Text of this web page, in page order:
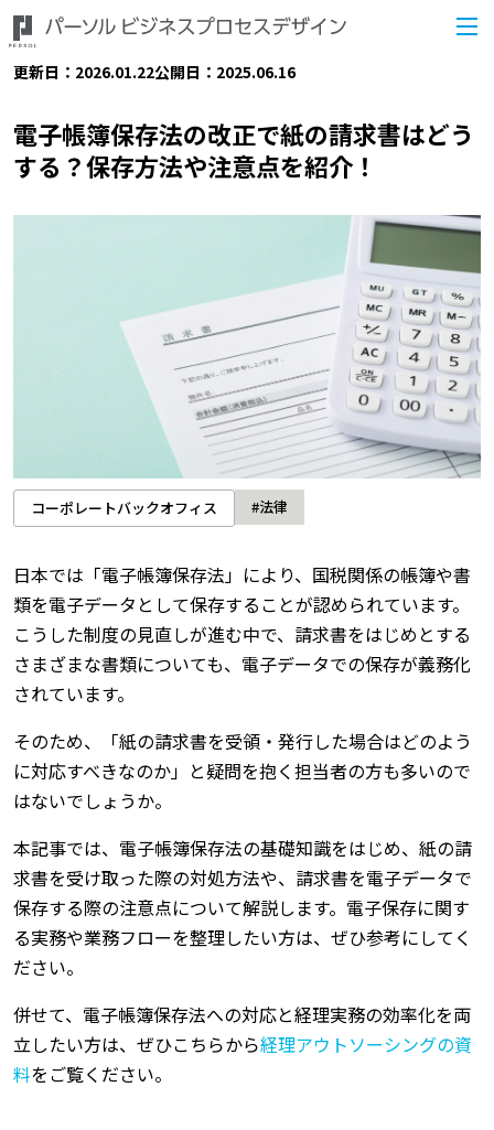
更新日：2026.01.22公開日：2025.06.16
電子帳簿保存法の改正で紙の請求書はどう
する？保存方法や注意点を紹介！
コーポレートバックオフィス #法律
日本では「電子帳簿保存法」により、国税関係の帳簿や書
類を電子データとして保存することが認められています。
こうした制度の見直しが進む中で、請求書をはじめとする
さまざまな書類についても、電子データでの保存が義務化
されています。
そのため、「紙の請求書を受領・発行した場合はどのよう
に対応すべきなのか」と疑問を抱く担当者の方も多いので
はないでしょうか。
本記事では、電子帳簿保存法の基礎知識をはじめ、紙の請
求書を受け取った際の対処方法や、請求書を電子データで
保存する際の注意点について解説します。電子保存に関す
る実務や業務フローを整理したい方は、ぜひ参考にしてく
ださい。
併せて、電子帳簿保存法への対応と経理実務の効率化を両
立したい方は、ぜひこちらから経理アウトソーシングの資
料をご覧ください。